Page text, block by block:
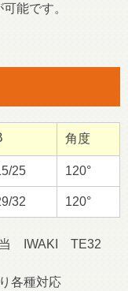
能です。
角度
25 120°
32 120°
IWAKI TE32
各種対応